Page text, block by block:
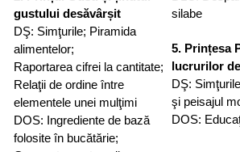
gustului desăvârșit
DŞ: Simţurile; Piramida
alimentelor;
Raportarea cifrei la cantitate;
Relaţii de ordine între
elementele unei mulţimi
DOS: Ingrediente de bază
folosite în bucătărie;
silabe
5. Prințesa
lucrurilor
DŞ:
şi peisajul
DOS: